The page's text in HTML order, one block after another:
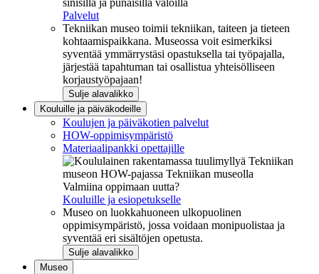
Palvelut
Tekniikan museo toimii tekniikan, taiteen ja tieteen
kohtaamispaikkana. Museossa voit esimerkiksi
syventää ymmärrystäsi opastuksella tai työpajalla,
järjestää tapahtuman tai osallistua yhteisölliseen
korjaustyöpajaan!
Sulje alavalikko
Kouluille ja päiväkodeille
Koulujen ja päiväkotien palvelut
HOW-oppimisympäristö
Materiaalipankki opettajille
Valmiina oppimaan uutta?
Kouluille ja esiopetukselle
Museo on luokkahuoneen ulkopuolinen
oppimisympäristö, jossa voidaan monipuolistaa ja
syventää eri sisältöjen opetusta.
Sulje alavalikko
Museo